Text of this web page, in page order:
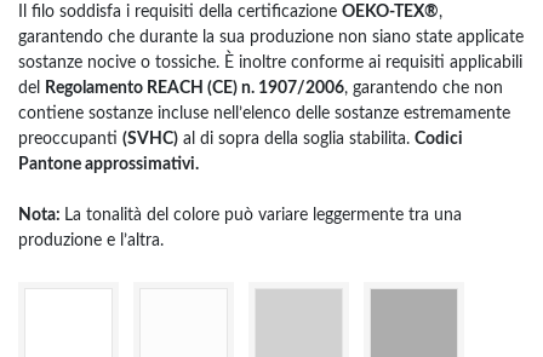
Il filo soddisfa i requisiti della certificazione OEKO-TEX®,
garantendo che durante la sua produzione non siano state applicate
sostanze nocive o tossiche. È inoltre conforme ai requisiti applicabili
del
Regolamento REACH (CE) n. 1907/2006, garantendo che non
contiene sostanze incluse nell’elenco delle sostanze estremamente
preoccupanti (SVHC) al di sopra della soglia stabilita. Codici
Pantone approssimativi.
Nota: La tonalità del colore può variare leggermente tra una
produzione e l’altra.